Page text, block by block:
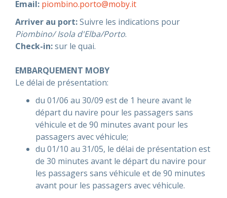
Assistance En ligne
Assistanceinfo@mobylines.fr
Email: piombino.porto@moby.it
Arriver au port:Suivre les indications pour
Piombino/ Isola d'Elba/Porto.
Check-in:sur le quai.
EMBARQUEMENT MOBY
Le délai de présentation:
du 01/06 au 30/09 est de 1 heure avant le
départ du navire pour les passagers sans
véhicule et de 90 minutes avant pour les
passagers avec véhicule;
du 01/10 au 31/05, le délai de présentation est
de 30 minutes avant le départ du navire pour
les passagers sans véhicule et de 90 minutes
avant pour les passagers avec véhicule.